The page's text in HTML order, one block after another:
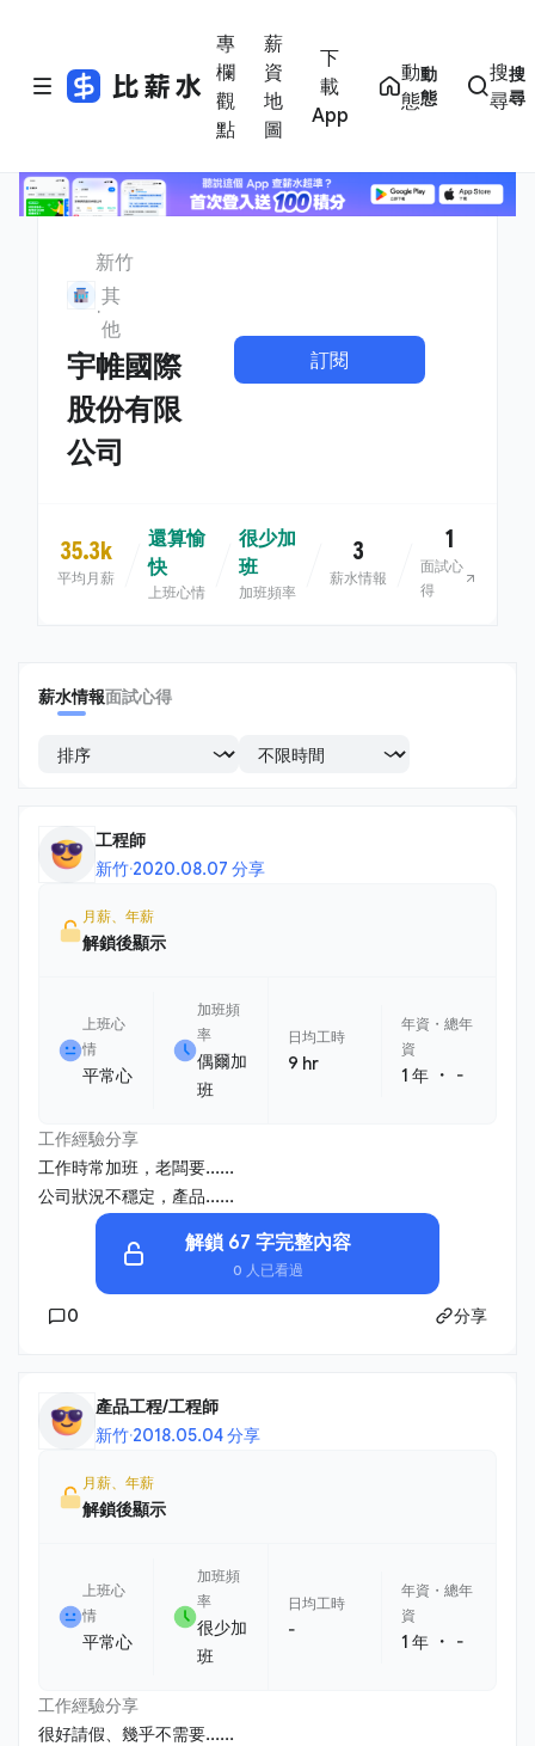
專
欄
觀
點
薪
資
地
圖
下
載
App
動
態
動
態
搜
尋
搜
尋
新竹
其
他
宇帷國際
股份有限
公司
訂閱
35.3k
平均月薪
還算愉
快
上班心情
很少加
班
加班頻率
3
薪水情報
1
面試心
得
薪水情報面試心得
工程師
新竹·2020.08.07 分享
月薪、年薪
解鎖後顯示
上班心
情
平常心
加班頻
率
偶爾加
班
日均工時
9 hr
年資・總年
資
1 年 ・ -
工作經驗分享
工作時常加班，老闆要......
公司狀況不穩定，產品......
解鎖 67 字完整內容
0 人已看過
0 分享
產品工程/工程師
新竹·2018.05.04 分享
月薪、年薪
解鎖後顯示
上班心
情
平常心
加班頻
率
很少加
班
日均工時
-
年資・總年
資
1 年 ・ -
工作經驗分享
很好請假、幾乎不需要......